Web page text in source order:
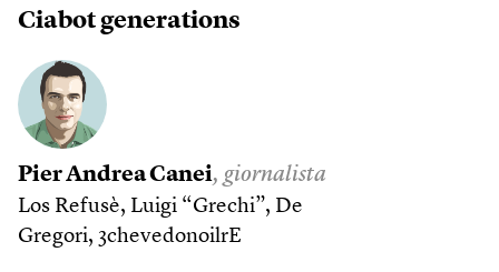
Ciabot generations
Pier Andrea Canei, giornalista
Los Refusè, Luigi “Grechi”, De
Gregori, 3chevedonoilrE